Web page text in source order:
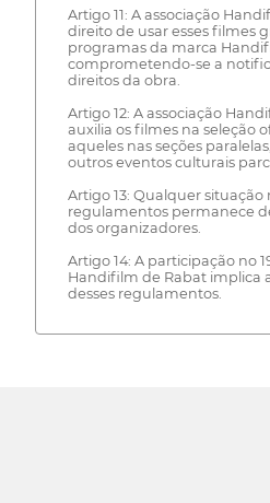
Artigo 11: A associação
direito de usar esses filmes
programas da marca
comprometendo-se a
direitos da obra.
Artigo 12: A associação
auxilia os filmes na seleção
aqueles nas seções
outros eventos culturais
Artigo 13: Qualquer
regulamentos permanece
dos organizadores.
Artigo 14: A participação no
Handifilm de Rabat implica
desses regulamentos.